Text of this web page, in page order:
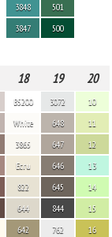
3848
3847
501
500
18 19 20
B5200
White
3865
Ecru
822
644
642
3072
648
647
646
645
844
762
10
11
12
13
14
15
16